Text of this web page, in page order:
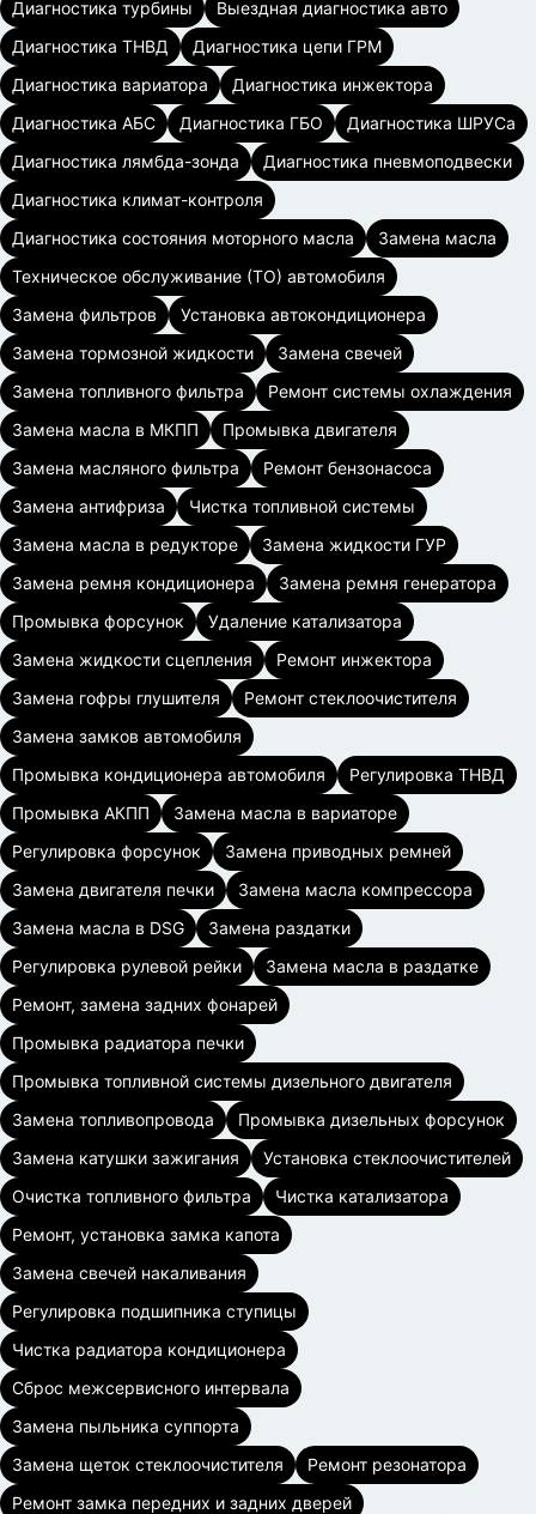
Диагностика турбины
Выездная диагностика авто
Диагностика ТНВД
Диагностика цепи ГРМ
Диагностика вариатора
Диагностика инжектора
Диагностика АБС
Диагностика ГБО
Диагностика ШРУСа
Диагностика лямбда-зонда
Диагностика пневмоподвески
Диагностика климат-контроля
Диагностика состояния моторного масла
Замена масла
Техническое обслуживание (ТО) автомобиля
Замена фильтров
Установка автокондиционера
Замена тормозной жидкости
Замена свечей
Замена топливного фильтра
Ремонт системы охлаждения
Замена масла в МКПП
Промывка двигателя
Замена масляного фильтра
Ремонт бензонасоса
Замена антифриза
Чистка топливной системы
Замена масла в редукторе
Замена жидкости ГУР
Замена ремня кондиционера
Замена ремня генератора
Промывка форсунок
Удаление катализатора
Замена жидкости сцепления
Ремонт инжектора
Замена гофры глушителя
Ремонт стеклоочистителя
Замена замков автомобиля
Промывка кондиционера автомобиля
Регулировка ТНВД
Промывка АКПП
Замена масла в вариаторе
Регулировка форсунок
Замена приводных ремней
Замена двигателя печки
Замена масла компрессора
Замена масла в DSG
Замена раздатки
Регулировка рулевой рейки
Замена масла в раздатке
Ремонт, замена задних фонарей
Промывка радиатора печки
Промывка топливной системы дизельного двигателя
Замена топливопровода
Промывка дизельных форсунок
Замена катушки зажигания
Установка стеклоочистителей
Очистка топливного фильтра
Чистка катализатора
Ремонт, установка замка капота
Замена свечей накаливания
Регулировка подшипника ступицы
Чистка радиатора кондиционера
Сброс межсервисного интервала
Замена пыльника суппорта
Замена щеток стеклоочистителя
Ремонт резонатора
Ремонт замка передних и задних дверей